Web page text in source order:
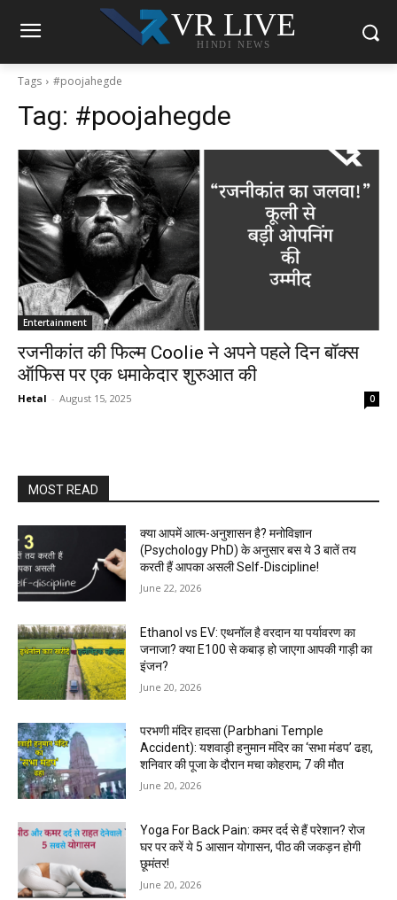
VR LIVE
HINDI NEWS
Tags #poojahegde
Tag: #poojahegde
Entertainment
रजनीकांत की फिल्म Coolie ने अपने पहले दिन बॉक्स
ऑफिस पर एक धमाकेदार शुरुआत की
Hetal - August 15, 2025 0
MOST READ
क्या आपमें आत्म-अनुशासन है? मनोविज्ञान
(Psychology PhD) के अनुसार बस ये 3 बातें तय
करती हैं आपका असली Self-Discipline!
June 22, 2026
Ethanol vs EV: एथनॉल है वरदान या पर्यावरण का
जनाजा? क्या E100 से कबाड़ हो जाएगा आपकी गाड़ी का
इंजन?
June 20, 2026
परभणी मंदिर हादसा (Parbhani Temple
Accident): यशवाड़ी हनुमान मंदिर का ‘सभा मंडप’ ढहा,
शनिवार की पूजा के दौरान मचा कोहराम; 7 की मौत
June 20, 2026
Yoga For Back Pain: कमर दर्द से हैं परेशान? रोज
घर पर करें ये 5 आसान योगासन, पीठ की जकड़न होगी
छूमंतर!
June 20, 2026